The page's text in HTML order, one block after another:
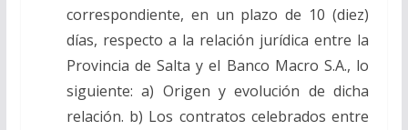
correspondiente, en un plazo de 10 (diez)
días, respecto a la relación jurídica entre la
Provincia de Salta y el Banco Macro S.A., lo
siguiente: a) Origen y evolución de dicha
relación. b) Los contratos celebrados entre